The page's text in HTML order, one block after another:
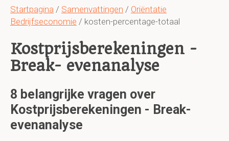
Startpagina / Samenvattingen / Oriëntatie
Bedrijfseconomie / kosten-percentage-totaal
Kostprijsberekeningen -
Break- evenanalyse
8 belangrijke vragen over
Kostprijsberekeningen - Break-
evenanalyse